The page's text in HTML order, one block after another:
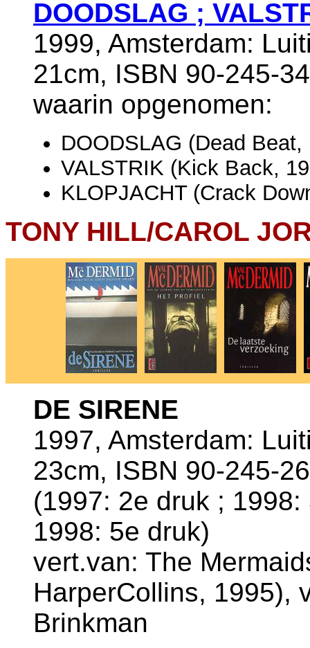
DOODSLAG ;
1999, Amsterdam:
21cm, ISBN 90-245-
waarin opgenomen:
DOODSLAG (Dead Beat,
VALSTRIK (Kick Back,
KLOPJACHT (Crack
TONY HILL/CAROL
DE SIRENE
1997, Amsterdam:
23cm, ISBN 90-245-
(1997: 2e druk ;
1998: 5e druk)
vert.van: The
HarperCollins, 1995),
Brinkman